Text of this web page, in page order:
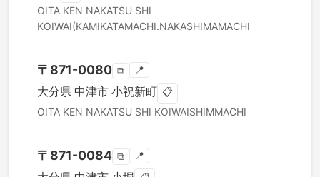
OITA KEN NAKATSU SHI
KOIWAI(KAMIKATAMACHI.NAKASHIMAMACHI
〒 871-0080 ⧉ 📍
大分県 中津市 小祝新町 📋
OITA KEN NAKATSU SHI KOIWAISHIMMACHI
〒 871-0084 ⧉ 📍